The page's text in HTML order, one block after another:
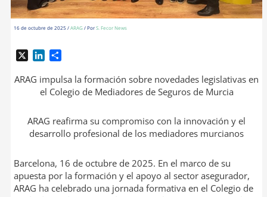
16 de octubre de 2025 /ARAG/ PorS. Fecor News
n
k
d
I
n
m
p
t
i
ARAG impulsa la formación sobre novedades legislativas en
el Colegio de Mediadores de Seguros de Murcia
ARAG reafirma su compromiso con la innovación y el
desarrollo profesional de los mediadores murcianos
Barcelona, 16 de octubre de 2025. En el marco de su
apuesta por la formación y el apoyo al sector asegurador,
ARAG ha celebrado una jornada formativa en el Colegio de